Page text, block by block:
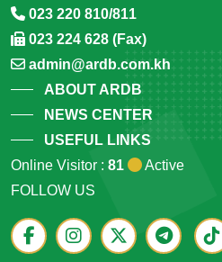
023 220 810/811
023 224 628 (Fax)
admin@ardb.com.kh
ABOUT ARDB
NEWS CENTER
USEFUL LINKS
Online Visitor : 81
Active
FOLLOW US